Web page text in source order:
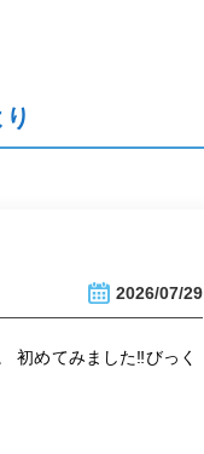
2026/07/29
初めてみました‼︎びっく